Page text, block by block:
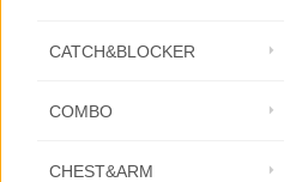
CATCH&BLOCKER
COMBO
CHEST&ARM